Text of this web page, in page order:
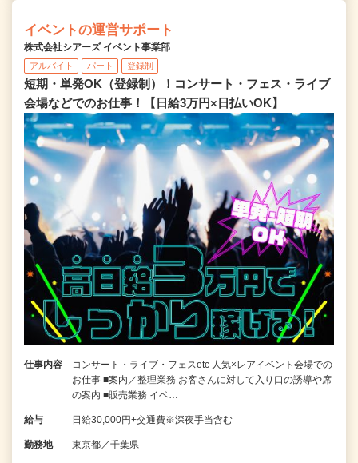
イベントの運営サポート
株式会社シアーズ イベント事業部
アルバイト パート 登録制
短期・単発OK（登録制）！コンサート・フェス・ライブ
会場などでのお仕事！【日給3万円×日払いOK】
仕事内容
コンサート・ライブ・フェスetc 人気×レアイベント会場での
お仕事 ■案内／整理業務 お客さんに対して入り口の誘導や席
の案内 ■販売業務 イベ…
給与 日給30,000円+交通費※深夜手当含む
勤務地 東京都／千葉県